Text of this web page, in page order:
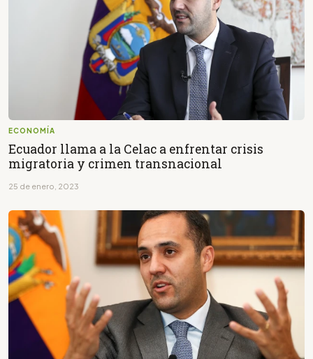
ECONOMÍA
Ecuador llama a la Celac a enfrentar crisis
migratoria y crimen transnacional
25 de enero, 2023